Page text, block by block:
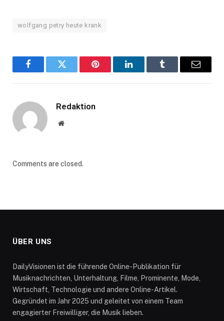
wolfgang petry heute krank
FacebookTwitter Pinterest LinkedInTumblr Email
Redaktion
Website
Comments are closed.
ÜBER UNS
DailyVisionen ist die führende Online-Publikation für
Musiknachrichten, Unterhaltung, Filme, Prominente, Mode,
Wirtschaft, Technologie und andere Online-Artikel.
Gegründet im Jahr 2025 und geleitet von einem Team
engagierter Freiwilliger, die Musik lieben.